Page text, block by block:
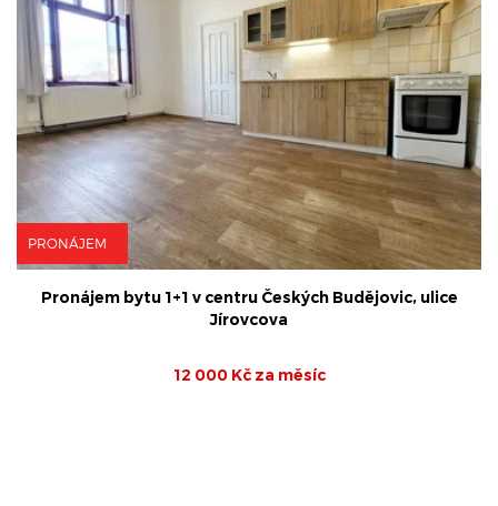
PRONÁJEM
Pronájem bytu 1+1 v centru Českých Budějovic, ulice
Jírovcova
12 000 Kč za měsíc